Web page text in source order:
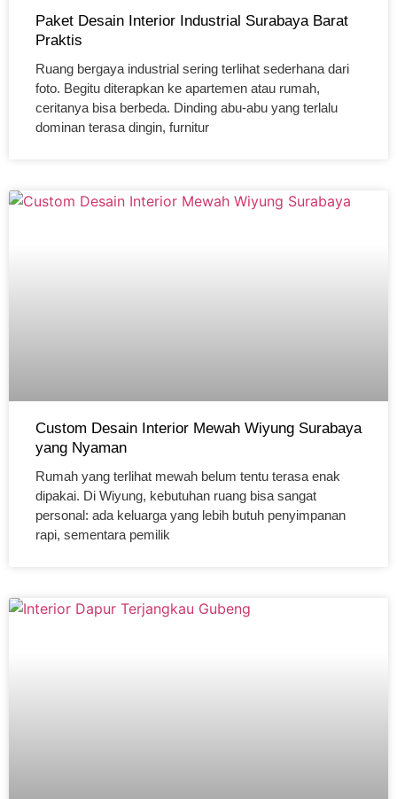
Paket Desain Interior Industrial Surabaya Barat
Praktis
Ruang bergaya industrial sering terlihat sederhana dari
foto. Begitu diterapkan ke apartemen atau rumah,
ceritanya bisa berbeda. Dinding abu-abu yang terlalu
dominan terasa dingin, furnitur
Custom Desain Interior Mewah Wiyung Surabaya
yang Nyaman
Rumah yang terlihat mewah belum tentu terasa enak
dipakai. Di Wiyung, kebutuhan ruang bisa sangat
personal: ada keluarga yang lebih butuh penyimpanan
rapi, sementara pemilik